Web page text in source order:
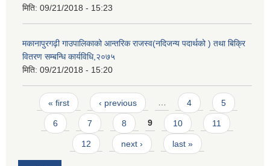
मिति: 09/21/2018 - 15:23
मकानापुरगढ़ी गाउपालिकाको आन्तरिक राजस्व(नदिजन्य पदार्थको ) तथा बिक्रि
वितरण सम्बन्धि कार्यविधि,२०७५
मिति: 09/21/2018 - 15:20
Pages
« first ‹ previous … 4 5
6 7 8 9 10 11
12 next › last »